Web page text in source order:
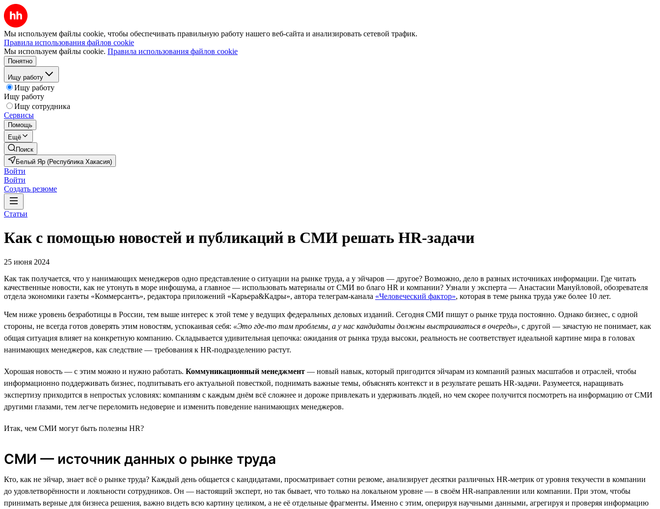
Мы используем файлы cookie, чтобы обеспечивать правильную работу нашего веб-сайта и анализировать сетевой трафик.
Правила использования файлов cookie
Мы используем файлы cookie. Правила использования файлов cookie
Понятно
Ищу работу
Ищу работу
Ищу работу
Ищу сотрудника
Сервисы
Помощь
Ещё
Поиск
Белый Яр (Республика Хакасия)
Войти
Войти
Создать резюме
Статьи
Как с помощью новостей и публикаций в СМИ решать HR-задачи
25 июня 2024
Как так получается, что у нанимающих менеджеров одно представление о ситуации на рынке труда, а у эйчаров — другое? Возможно, дело в разных источниках информации. Где читать
качественные новости, как не утонуть в море инфошума, а главное — использовать материалы от СМИ во благо HR и компании? Узнали у эксперта — Анастасии Мануйловой, обозревателя
отдела экономики газеты «Коммерсантъ», редактора приложений «Карьера&Кадры», автора телеграм-канала «Человеческий фактор», которая в теме рынка труда уже более 10 лет.
Чем ниже уровень безработицы в России, тем выше интерес к этой теме у ведущих федеральных деловых изданий. Сегодня СМИ пишут о рынке труда постоянно. Однако бизнес, с одной
стороны, не всегда готов доверять этим новостям, успокаивая себя: «Это где-то там проблемы, а у нас кандидаты должны выстраиваться в очередь», с другой — зачастую не понимает, как
общая ситуация влияет на конкретную компанию. Складывается удивительная цепочка: ожидания от рынка труда высоки, реальность не соответствует идеальной картине мира в головах
нанимающих менеджеров, как следствие — требования к HR-подразделению растут.
Хорошая новость — с этим можно и нужно работать. Коммуникационный менеджмент — новый навык, который пригодится эйчарам из компаний разных масштабов и отраслей, чтобы
информационно поддерживать бизнес, подпитывать его актуальной повесткой, поднимать важные темы, объяснять контекст и в результате решать HR-задачи. Разумеется, наращивать
экспертизу приходится в непростых условиях: компаниям с каждым днём всё сложнее и дороже привлекать и удерживать людей, но чем скорее получится посмотреть на информацию от СМИ
другими глазами, тем легче переломить недоверие и изменить поведение нанимающих менеджеров.
Итак, чем СМИ могут быть полезны HR?
СМИ — источник данных о рынке труда
Кто, как не эйчар, знает всё о рынке труда? Каждый день общается с кандидатами, просматривает сотни резюме, анализирует десятки различных HR-метрик от уровня текучести в компании
до удовлетворённости и лояльности сотрудников. Он — настоящий эксперт, но так бывает, что только на локальном уровне — в своём HR-направлении или компании. При этом, чтобы
принимать верные для бизнеса решения, важно видеть всю картину целиком, а не её отдельные фрагменты. Именно с этим, оперируя научными данными, агрегируя и проверяя информацию